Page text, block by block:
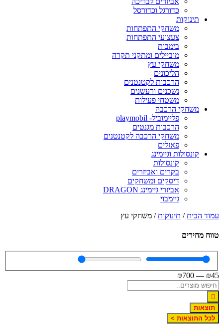
כדורגל וכדורסל
תינוקות
משחקי התפתחות
צעצועי התפתחות
בימבות
מוביילים ומתקני תקרה
משחקי עץ
הליכונים
הרכבות לקטנטנים
נשכנים ורעשנים
משטחי פעילות
משחקי הרכבה
פליימוביל- playmobil
הרכבות מגנטים
משחקי הרכבה לקטנטנים
פאזלים
קונסולות וגיימינג
קונסולות
בקרים ואביזרים
דיסקים ומשחקים
אביזרי גיימינג DRAGON
גיימבוי
הבית/תינוקות/ משחקי עץ
מחירים
₪
—
₪700
תוצאות
לכל התוצאות >